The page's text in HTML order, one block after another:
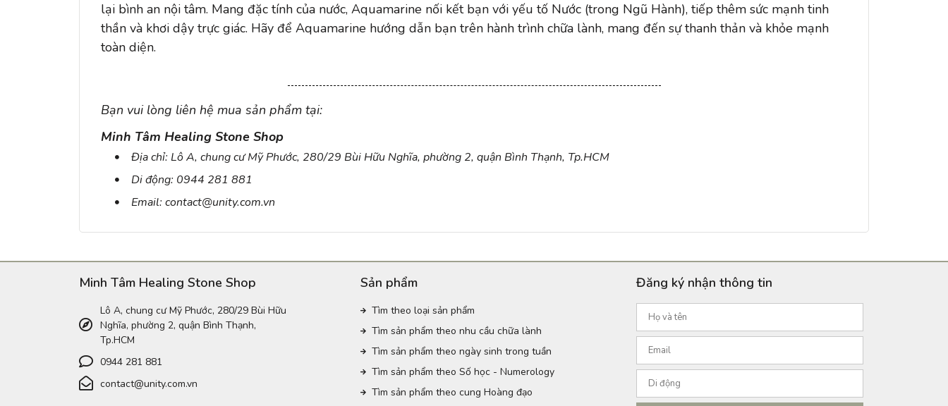
lại bình an nội tâm. Mang đặc tính của nước, Aquamarine nối kết bạn với yếu tố Nước (trong Ngũ Hành), tiếp thêm sức mạnh tinh
thần và khơi dậy trực giác. Hãy để Aquamarine hướng dẫn bạn trên hành trình chữa lành, mang đến sự thanh thản và khỏe mạnh
toàn diện.
Bạn vui lòng liên hệ mua sản phẩm tại:
Minh Tâm Healing Stone Shop
Địa chỉ: Lô A, chung cư Mỹ Phước, 280/29 Bùi Hữu Nghĩa, phường 2, quận Bình Thạnh, Tp.HCM
Di động: 0944 281 881
Email: contact@unity.com.vn
Minh Tâm Healing Stone Shop
Lô A, chung cư Mỹ Phước, 280/29 Bùi Hữu
Nghĩa, phường 2, quận Bình Thạnh,
Tp.HCM
0944 281 881
contact@unity.com.vn
Sản phẩm
Tìm theo loại sản phẩm
Tìm sản phẩm theo nhu cầu chữa lành
Tìm sản phẩm theo ngày sinh trong tuần
Tìm sản phẩm theo Số học - Numerology
Tìm sản phẩm theo cung Hoàng đạo
Đăng ký nhận thông tin